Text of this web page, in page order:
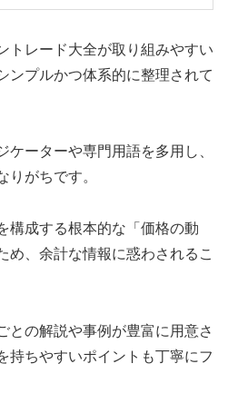
トレード大全が取り組みやすい
ンプルかつ体系的に整理されて
ケーターや専門用語を多用し、
りがちです。
構成する根本的な「価格の動
め、余計な情報に惑わされるこ
との解説や事例が豊富に用意さ
持ちやすいポイントも丁寧にフ